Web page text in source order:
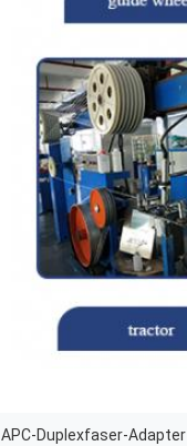
APC-Duplexfaser-Adapter